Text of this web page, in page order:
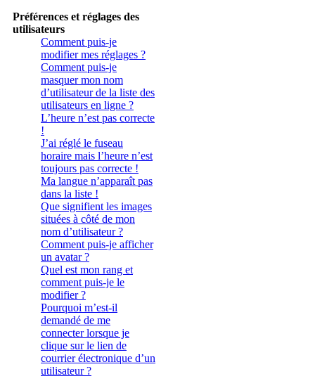
Préférences et réglages des
utilisateurs
Comment puis-je
modifier mes réglages ?
Comment puis-je
masquer mon nom
d’utilisateur de la liste des
utilisateurs en ligne ?
L’heure n’est pas correcte
!
J’ai réglé le fuseau
horaire mais l’heure n’est
toujours pas correcte !
Ma langue n’apparaît pas
dans la liste !
Que signifient les images
situées à côté de mon
nom d’utilisateur ?
Comment puis-je afficher
un avatar ?
Quel est mon rang et
comment puis-je le
modifier ?
Pourquoi m’est-il
demandé de me
connecter lorsque je
clique sur le lien de
courrier électronique d’un
utilisateur ?